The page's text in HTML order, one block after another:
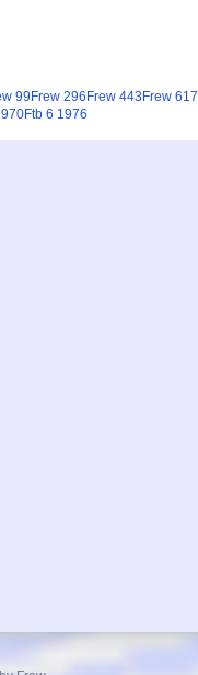
99 Frew 296 Frew 443 Frew 617
Ftb 6 1976